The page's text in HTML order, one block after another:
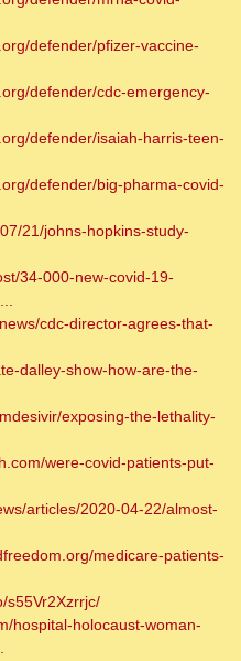
defender/pfizer-vaccine-
defender/cdc-emergency-
defender/isaiah-harris-teen-
defender/big-pharma-covid-
21/johns-hopkins-study-
34-000-new-covid-19-
cdc-director-agrees-that-
dalley-show-how-are-the-
exposing-the-lethality-
were-covid-patients-put-
articles/2020-04-22/almost-
medicare-patients-
s55Vr2Xzrrjc/
hospital-holocaust-woman-